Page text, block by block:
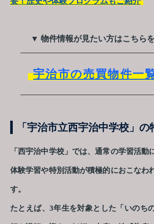
▼ 物件情報が見たい方はこちら
宇治市の売買物件一
「宇治市立西宇治中学校」の
「西宇治中学校」では、通常の学習活動
体験学習や特別活動が積極的におこなわ
す。
たとえば、3年生を対象とした「いのち